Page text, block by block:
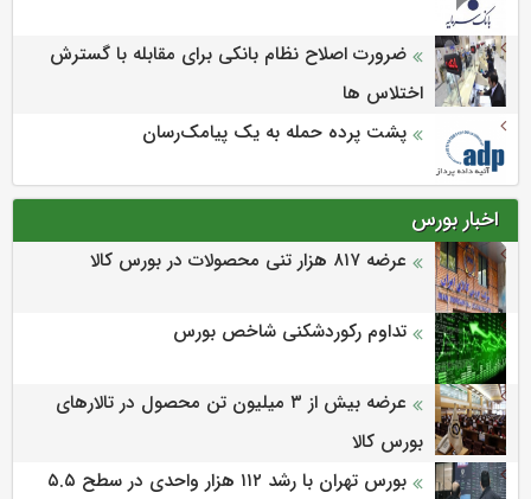
ضرورت اصلاح نظام بانکی برای مقابله با گسترش
اختلاس ها
پشت پرده حمله به یک پیامک‌رسان
اخبار بورس
عرضه‌ ۸۱۷ هزار تنی محصولات در بورس کالا
تداوم رکوردشکنی شاخص بورس
عرضه بیش از ۳ میلیون تن محصول در تالارهای
بورس کالا
بورس تهران با رشد ۱۱۲ هزار واحدی در سطح ۵.۵